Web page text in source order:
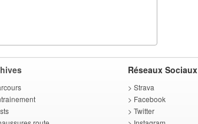
Réseaux Sociaux
> Strava
> Facebook
> Twitter